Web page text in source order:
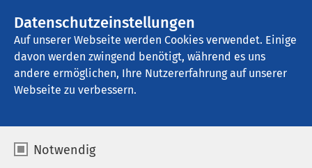
Datenschutzeinstellungen
Auf unserer Webseite werden Cookies verwendet. Einige
davon werden zwingend benötigt, während es uns
andere ermöglichen, Ihre Nutzererfahrung auf unserer
Webseite zu verbessern.
Notwendig
Klinik für Geriatrie Ratzeburg